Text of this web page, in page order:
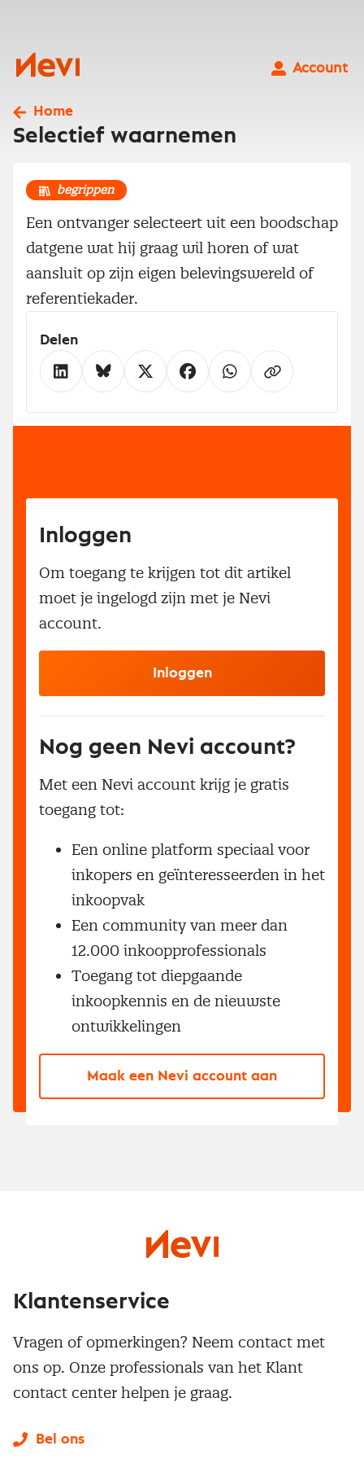
Nevi
Account
Home
Selectief waarnemen
begrippen
Een ontvanger selecteert uit een boodschap
datgene wat hij graag wil horen of wat
aansluit op zijn eigen belevingswereld of
referentiekader.
Delen
Inloggen
Om toegang te krijgen tot dit artikel
moet je ingelogd zijn met je Nevi
account.
Inloggen
Nog geen Nevi account?
Met een Nevi account krijg je gratis
toegang tot:
Een online platform speciaal voor
inkopers en geïnteresseerden in het
inkoopvak
Een community van meer dan
12.000 inkoopprofessionals
Toegang tot diepgaande
inkoopkennis en de nieuwste
ontwikkelingen
Maak een Nevi account aan
Klantenservice
Vragen of opmerkingen? Neem contact met
ons op. Onze professionals van het Klant
contact center helpen je graag.
Bel ons